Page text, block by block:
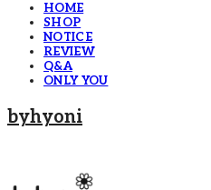
HOME
SHOP
NOTICE
REVIEW
Q&A
ONLY YOU
byhyoni